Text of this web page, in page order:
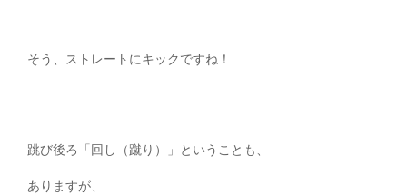
そう、ストレートにキックですね！
跳び後ろ「回し（蹴り）」ということも、
ありますが、